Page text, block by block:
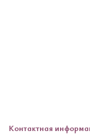
Контактная